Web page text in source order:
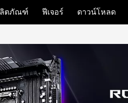
ตภัณฑ์ ฟีเจอร์ ดาวน์โหลด